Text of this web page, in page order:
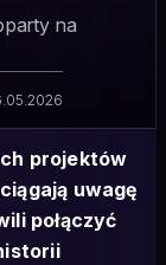
na
projektów
uwagę
połączyć